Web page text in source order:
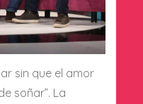
sin que el amor
soñar”. La